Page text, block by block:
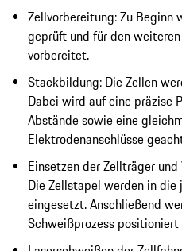
Zellvorbereitung: Zu Beginn
geprüft und für den
vorbereitet.
Stackbildung: Die Zellen
Dabei wird auf eine präzise
Abstände sowie eine
Elektrodenanschlüsse
Einsetzen der Zellträger
Die Zellstapel werden in
eingesetzt. Anschließend
Schweißprozess